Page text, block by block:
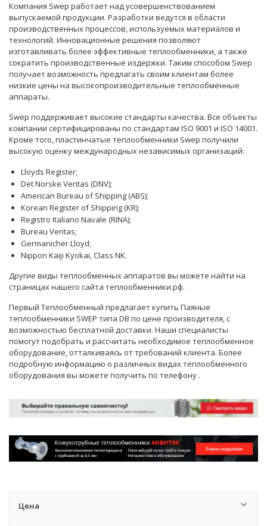
Компания Swep работает над усовершенствованием
выпускаемой продукции. Разработки ведутся в области
производственных процессов, используемых материалов и
технологий. Инновационные решения позволяют
изготавливать более эффективные теплообменники, а также
сократить производственные издержки. Таким способом Swep
получает возможность предлагать своим клиентам более
низкие цены на высокопроизводительные теплообменные
аппараты.
Swep поддерживает высокие стандарты качества. Все объекты
компании сертифицированы по стандартам ISO 9001 и ISO 14001.
Кроме того, пластинчатые теплообменники Swep получили
высокую оценку международных независимых организаций:
Lloyds Register;
Det Norske Veritas (DNV);
American Bureau of Shipping (ABS);
Korean Register of Shipping (KR);
Registro Italiano Navale (RINA);
Bureau Veritas;
Germanicher Lloyd;
Nippon Kaiji Kyokai, Class NK.
Другие виды теплообменных аппаратов вы можете найти на
страницах нашего сайта теплообменники.рф.
Первый Теплообменный предлагает купить Паяные
теплообменники SWEP типа DB по цене производителя, с
возможностью бесплатной доставки. Наши специалисты
помогут подобрать и рассчитать необходимое теплообменное
оборудование, отталкиваясь от требований клиента. Более
подробную информацию о различных видах теплообменного
оборудования вы можете получить по телефону .
Цена